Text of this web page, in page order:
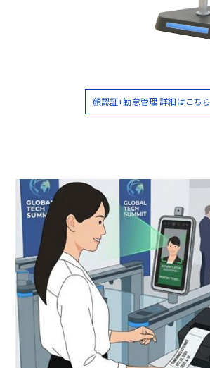
顔認証+勤怠管理 詳細はこちら